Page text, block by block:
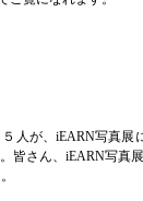
人が、iEARN写真展
皆さん、iEARN写真